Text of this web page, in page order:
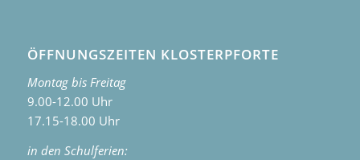
ÖFFNUNGSZEITEN KLOSTERPFORTE
Montag bis Freitag
9.00-12.00 Uhr
17.15-18.00 Uhr
in den Schulferien: